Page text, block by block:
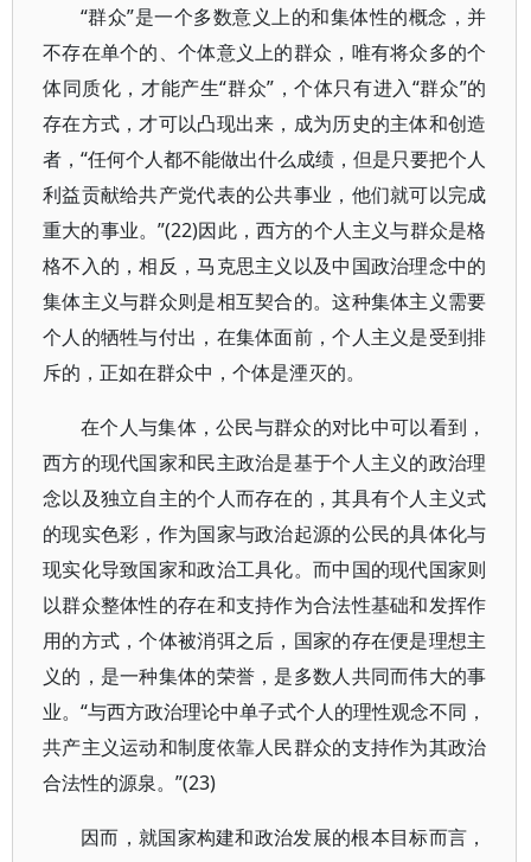
“群众”是一个多数意义上的和集体性的概念，并
不存在单个的、个体意义上的群众，唯有将众多的个
体同质化，才能产生“群众”，个体只有进入“群众”的
存在方式，才可以凸现出来，成为历史的主体和创造
者，“任何个人都不能做出什么成绩，但是只要把个人
利益贡献给共产党代表的公共事业，他们就可以完成
重大的事业。”(22)因此，西方的个人主义与群众是格
格不入的，相反，马克思主义以及中国政治理念中的
集体主义与群众则是相互契合的。这种集体主义需要
个人的牺牲与付出，在集体面前，个人主义是受到排
斥的，正如在群众中，个体是湮灭的。
在个人与集体，公民与群众的对比中可以看到，
西方的现代国家和民主政治是基于个人主义的政治理
念以及独立自主的个人而存在的，其具有个人主义式
的现实色彩，作为国家与政治起源的公民的具体化与
现实化导致国家和政治工具化。而中国的现代国家则
以群众整体性的存在和支持作为合法性基础和发挥作
用的方式，个体被消弭之后，国家的存在便是理想主
义的，是一种集体的荣誉，是多数人共同而伟大的事
业。“与西方政治理论中单子式个人的理性观念不同，
共产主义运动和制度依靠人民群众的支持作为其政治
合法性的源泉。”(23)
因而，就国家构建和政治发展的根本目标而言，